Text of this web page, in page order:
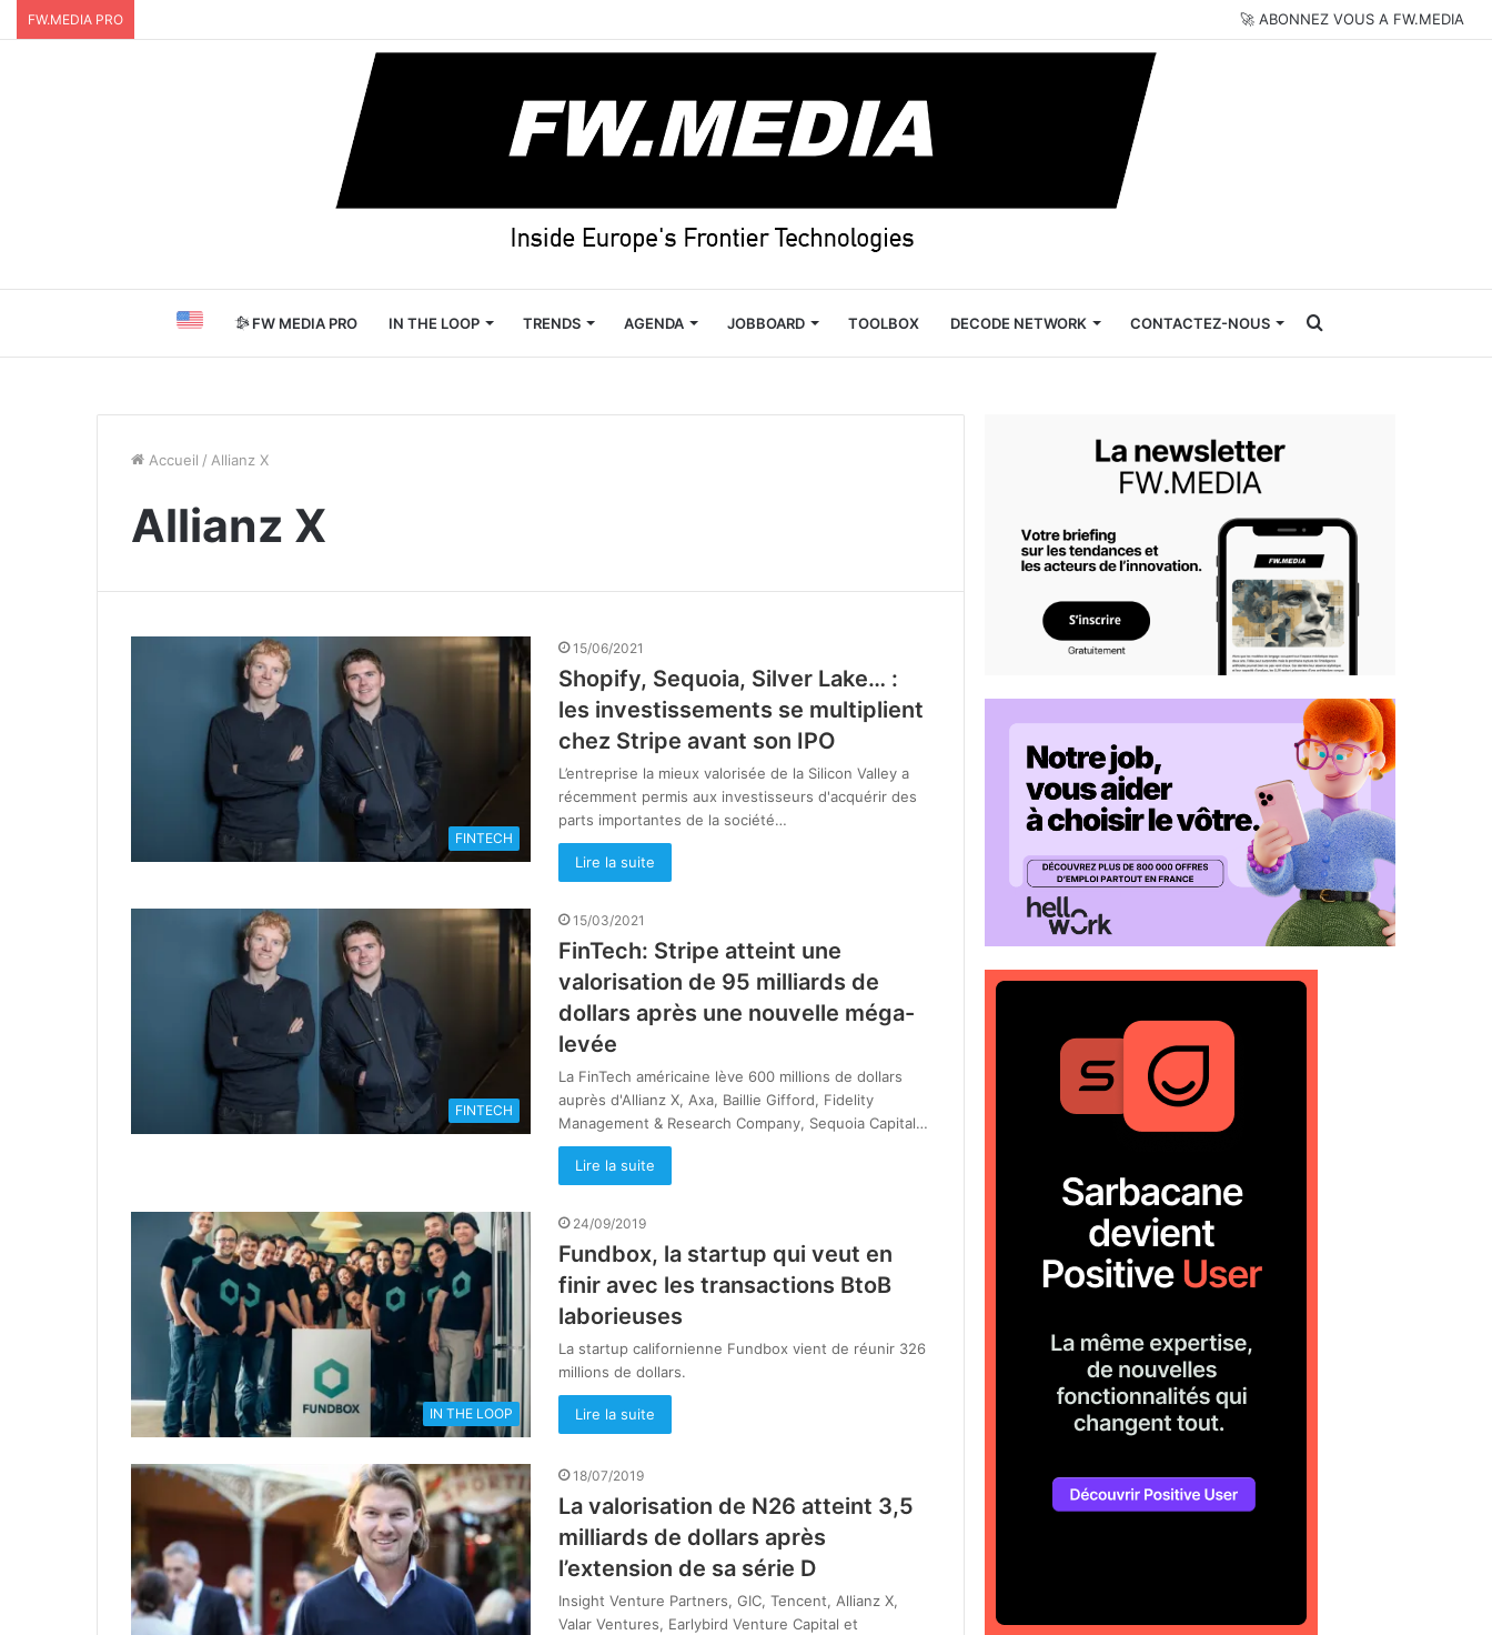
FW.MEDIA PRO 🚀 ABONNEZ VOUS A FW.MEDIA
FW MEDIA PRO IN THE LOOP TRENDS AGENDA JOBBOARD TOOLBOX DECODE NETWORK CONTACTEZ-NOUS Rechercher
Accueil / Allianz X
Allianz X
FINTECH
15/06/2021
Shopify, Sequoia, Silver Lake… :
les investissements se multiplient
chez Stripe avant son IPO
L’entreprise la mieux valorisée de la Silicon Valley a
récemment permis aux investisseurs d'acquérir des
parts importantes de la société…
Lire la suite
FINTECH
15/03/2021
FinTech: Stripe atteint une
valorisation de 95 milliards de
dollars après une nouvelle méga-
levée
La FinTech américaine lève 600 millions de dollars
auprès d'Allianz X, Axa, Baillie Gifford, Fidelity
Management & Research Company, Sequoia Capital…
Lire la suite
IN THE LOOP
24/09/2019
Fundbox, la startup qui veut en
finir avec les transactions BtoB
laborieuses
La startup californienne Fundbox vient de réunir 326
millions de dollars.
Lire la suite
18/07/2019
La valorisation de N26 atteint 3,5
milliards de dollars après
l’extension de sa série D
Insight Venture Partners, GIC, Tencent, Allianz X,
Valar Ventures, Earlybird Venture Capital et